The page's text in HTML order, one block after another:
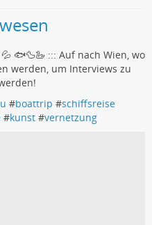
🐟🦆🦢 ::: Auf nach Wien, wo
werden, um Interviews zu
#boattrip #schiffsreise
#kunst #vernetzung